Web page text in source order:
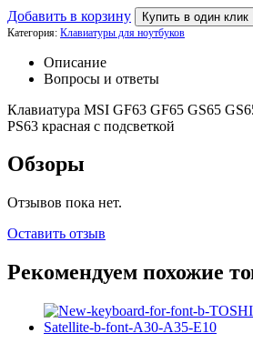
Добавить в корзину Купить в один клик
Категория: Клавиатуры для ноутбуков
Описание
Вопросы и ответы
Клавиатура MSI GF63 GF65 GS65
PS63 красная с подсветкой
Обзоры
Отзывов пока нет.
Оставить отзыв
Рекомендуем похожие